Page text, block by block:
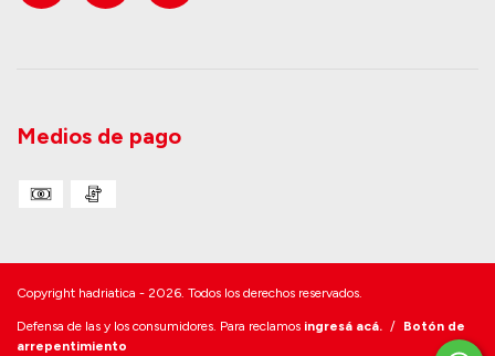
Medios de pago
Copyright hadriatica - 2026. Todos los derechos reservados.
Defensa de las y los consumidores. Para reclamos ingresá acá. / Botón de
arrepentimiento